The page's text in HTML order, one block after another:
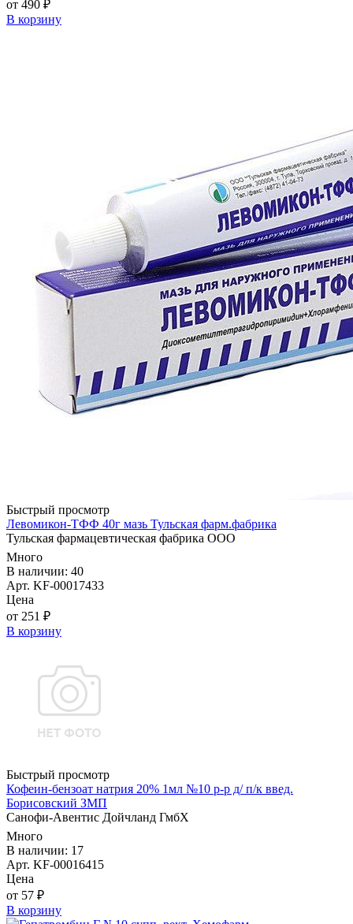
от 490 ₽
В корзину
Быстрый просмотр
Левомикон-ТФФ 40г мазь Тульская фарм.фабрика
Тульская фармацевтическая фабрика ООО
Много
В наличии: 40
Арт. KF-00017433
Цена
от 251 ₽
В корзину
Быстрый просмотр
Кофеин-бензоат натрия 20% 1мл №10 р-р д/ п/к введ.
Борисовский ЗМП
Санофи-Авентис Дойчланд ГмбХ
Много
В наличии: 17
Арт. KF-00016415
Цена
от 57 ₽
В корзину